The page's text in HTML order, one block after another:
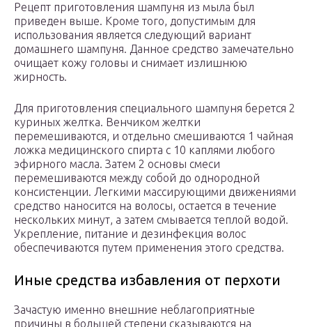
Рецепт приготовления шампуня из мыла был
приведен выше. Кроме того, допустимым для
использования является следующий вариант
домашнего шампуня. Данное средство замечательно
очищает кожу головы и снимает излишнюю
жирность.
Для приготовления специального шампуня берется 2
куриных желтка. Венчиком желтки
перемешиваются, и отдельно смешиваются 1 чайная
ложка медицинского спирта с 10 каплями любого
эфирного масла. Затем 2 основы смеси
перемешиваются между собой до однородной
консистенции. Легкими массирующими движениями
средство наносится на волосы, остается в течение
нескольких минут, а затем смывается теплой водой.
Укрепление, питание и дезинфекция волос
обеспечиваются путем применения этого средства.
Иные средства избавления от перхоти
Зачастую именно внешние неблагоприятные
причины в большей степени сказываются на